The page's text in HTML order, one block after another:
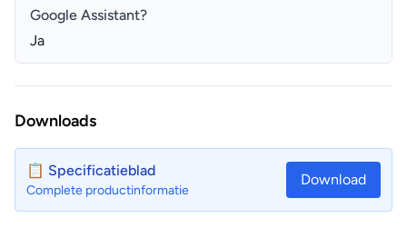
Google Assistant?
Ja
Downloads
📋 Specificatieblad
Complete productinformatie
Download